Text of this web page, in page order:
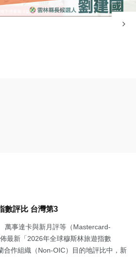
數評比 台灣第3
事達卡與新月評等（Mastercard-
最新「2026年全球穆斯林旅遊指數
合作組織（Non-OIC）目的地評比中，新